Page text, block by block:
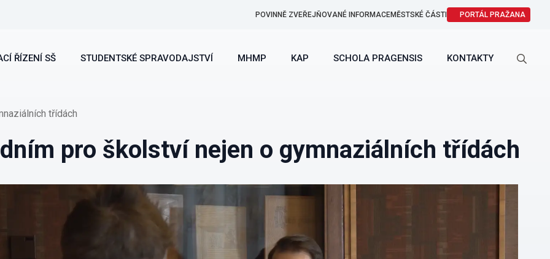
POVINNĚ ZVEŘEJŇOVANÉ INFORMACEMĚSTSKÉ ČÁSTI PORTÁL PRAŽANA
ŘÍZENÍ SŠ STUDENTSKÉ SPRAVODAJSTVÍ MHMP KAP SCHOLA PRAGENSIS KONTAKTY
třídách
pro školství nejen o gymnaziálních třídách